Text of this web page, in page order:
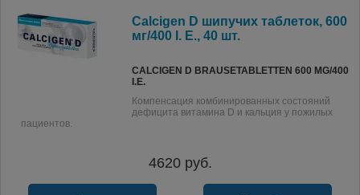
Calcigen D шипучих таблеток, 600
мг/400 I. E., 40 шт.
CALCIGEN D BRAUSETABLETTEN 600 MG/400
I.E.
Компенсация комбинированных состояний
дефицита витамина D и кальция у пожилых
пациентов.
4620руб.